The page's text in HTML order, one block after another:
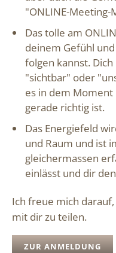
"ONLINE-Meeting-
Das tolle am
deinem Gefühl
folgen kannst.
"sichtbar" oder
es in dem
gerade richtig ist.
Das Energiefeld
und Raum und ist
gleichermassen
einlässt und dir
Ich freue mich
mit dir zu teilen.
ZUR ANMELDUNG